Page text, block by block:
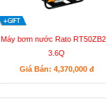
Máy bơm nước Rato
3.6Q
Giá Bán: 4,370,000 đ